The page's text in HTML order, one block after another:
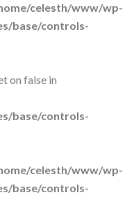
celesth/www/wp-
base/controls-
on false in
base/controls-
celesth/www/wp-
base/controls-